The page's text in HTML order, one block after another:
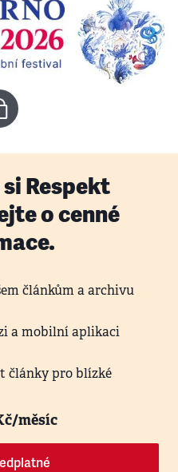
Respekt
o cenné
článkům a archivu
a mobilní aplikaci
články pro blízké
měsíc